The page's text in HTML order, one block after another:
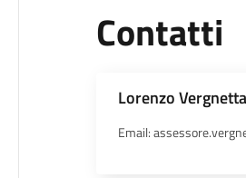
Contatti
Lorenzo Vergnetta
Email: